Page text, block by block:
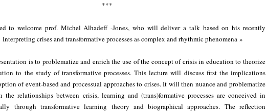
***
to welcome prof. Michel Alhadeff -Jones, who will deliver a talk based on his recently
crises and transformative processes as complex and rhythmic phenomena »
is to problematize and enrich the use of the concept of crisis in education to theorize
to the study of transformative processes. This lecture will discuss first the implications
of event-based and processual approaches to crises. It will then nuance and problematize
relationships between crisis, learning and (trans)formative processes are conceived in
through transformative learning theory and biographical approaches. The reflection